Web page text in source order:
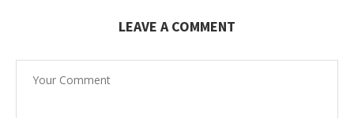
LEAVE A COMMENT